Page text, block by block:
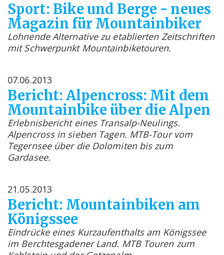
Sport: Bike und Berge - neues
Magazin für Mountainbiker
Lohnende Alternative zu etablierten Zeitschriften
mit Schwerpunkt Mountainbiketouren.
07.06.2013
Bericht: Alpencross: Mit dem
Mountainbike über die Alpen
Erlebnisbericht eines Transalp-Neulings.
Alpencross in sieben Tagen. MTB-Tour vom
Tegernsee über die Dolomiten bis zum
Gardasee.
21.05.2013
Bericht: Mountainbiken am
Königssee
Eindrücke eines Kurzaufenthalts am Königssee
im Berchtesgadener Land. MTB Touren zum